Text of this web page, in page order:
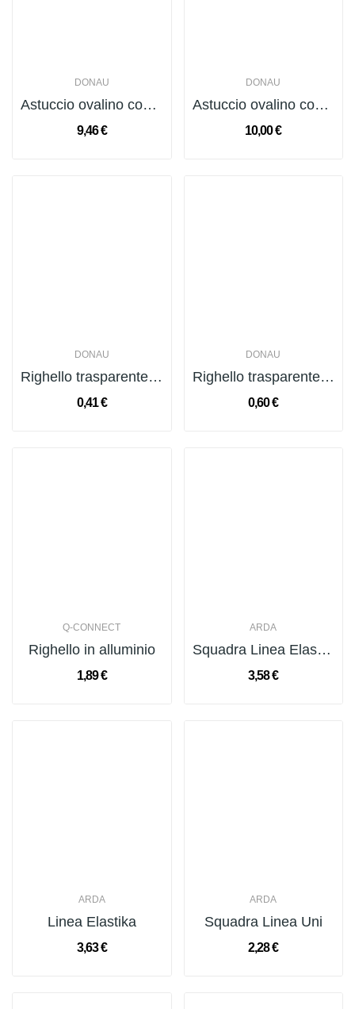
DONAU
Astuccio ovalino con cerniera piccolo Donau...
9,46 €
DONAU
Astuccio ovalino con cerniera piccolo Donau...
10,00 €
DONAU
Righello trasparente Donau flex assortito 15 cm...
0,41 €
DONAU
Righello trasparente Donau flex assortito 30 cm...
0,60 €
Q-CONNECT
Righello in alluminio
1,89 €
ARDA
Squadra Linea Elastika
3,58 €
ARDA
Linea Elastika
3,63 €
ARDA
Squadra Linea Uni
2,28 €